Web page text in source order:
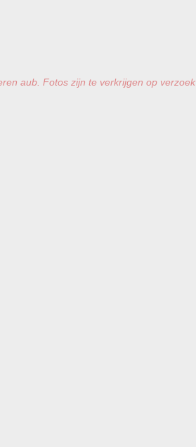
aub. Fotos zijn te verkrijgen op verzoek